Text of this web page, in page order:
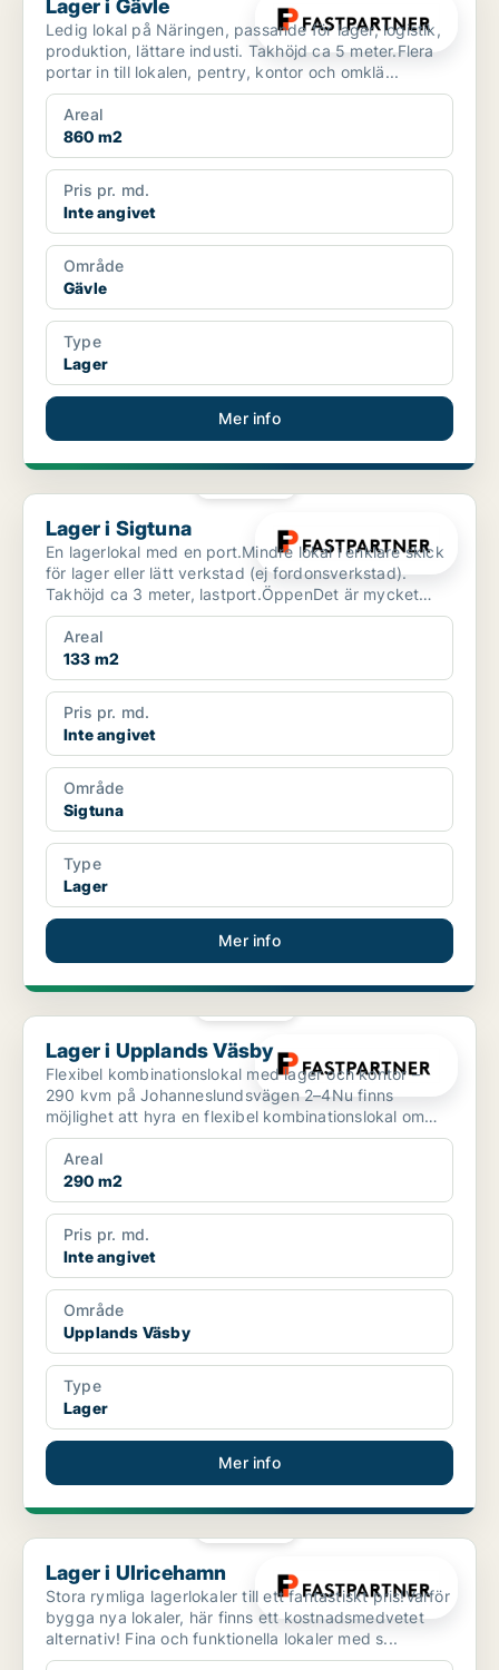
Lager i Gävle
Ledig lokal på Näringen, passande för lager, logistik,
produktion, lättare industi. Takhöjd ca 5 meter.Flera
portar in till lokalen, pentry, kontor och omklä...
Areal
860 m2
Pris pr. md.
Inte angivet
Område
Gävle
Type
Lager
Mer info
Lager i Sigtuna
Lager i Sigtuna
En lagerlokal med en port.Mindre lokal i enklare skick
för lager eller lätt verkstad (ej fordonsverkstad).
Takhöjd ca 3 meter, lastport.ÖppenDet är mycket
sm...
Areal
133 m2
Pris pr. md.
Inte angivet
Område
Sigtuna
Type
Lager
Mer info
Lager i Upplands Väsby
Lager i Upplands Väsby
Flexibel kombinationslokal med lager och kontor –
290 kvm på Johanneslundsvägen 2–4Nu finns
möjlighet att hyra en flexibel kombinationslokal om
totalt 290 kv...
Areal
290 m2
Pris pr. md.
Inte angivet
Område
Upplands Väsby
Type
Lager
Mer info
Lager i Ulricehamn
Lager i Ulricehamn
Stora rymliga lagerlokaler till ett fantastiskt pris!Varför
bygga nya lokaler, här finns ett kostnadsmedvetet
alternativ! Fina och funktionella lokaler med s...